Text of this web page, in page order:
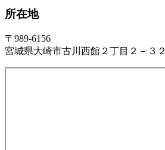
所在地
〒989-6156
宮城県大崎市古川西館２丁目２－３２